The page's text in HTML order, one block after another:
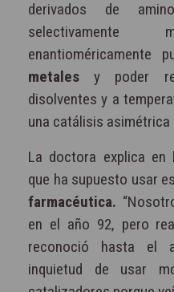
derivados de
selectivamente
enantioméricamente
metales y poder
disolventes y a
una catálisis
La doctora explica en
que ha supuesto usar
farmacéutica.
en el año 92, pero
reconoció hasta el
inquietud de usar